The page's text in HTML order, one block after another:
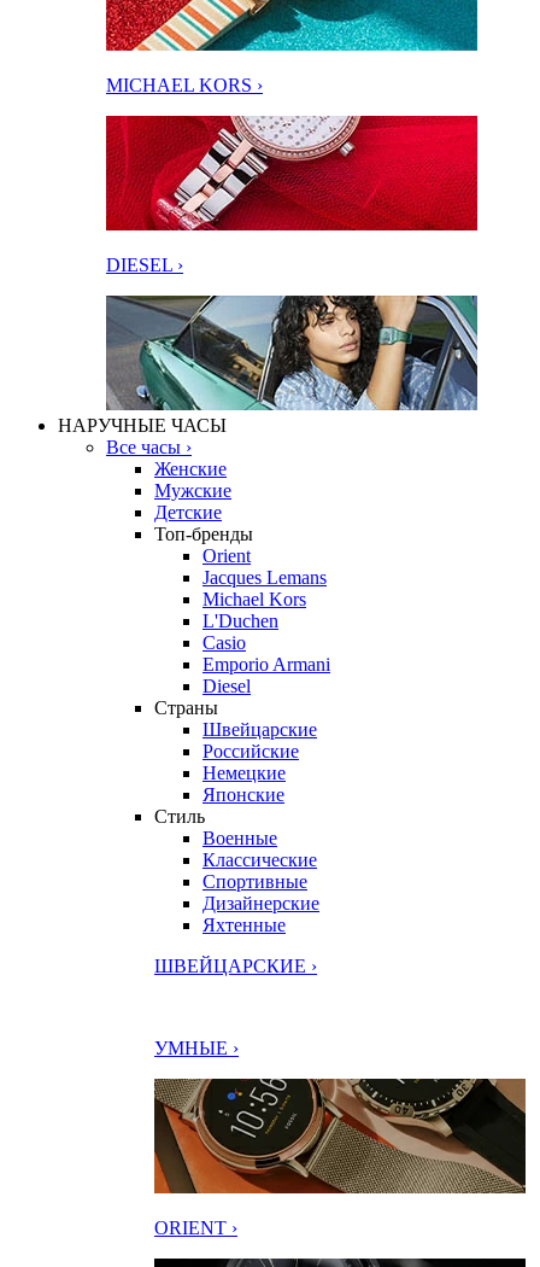
MICHAEL KORS ›
DIESEL ›
НАРУЧНЫЕ ЧАСЫ
Все часы ›
Женские
Мужские
Детские
Топ-бренды
Orient
Jacques Lemans
Michael Kors
L'Duchen
Casio
Emporio Armani
Diesel
Страны
Швейцарские
Российские
Немецкие
Японские
Стиль
Военные
Классические
Спортивные
Дизайнерские
Яхтенные
ШВЕЙЦАРСКИЕ ›
УМНЫЕ ›
ORIENT ›